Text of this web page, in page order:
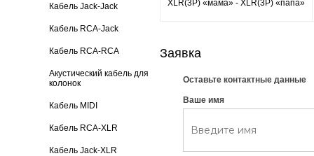
Кабель Jack-Jack
Кабель RCA-Jack
Кабель RCA-RCA
Акустический кабель для
колонок
Кабель MIDI
Кабель RCA-XLR
Кабель Jack-XLR
XLR(3P) «мама» - XLR(3P) «папа»
Заявка
Оставьте контактные данные
Ваше имя